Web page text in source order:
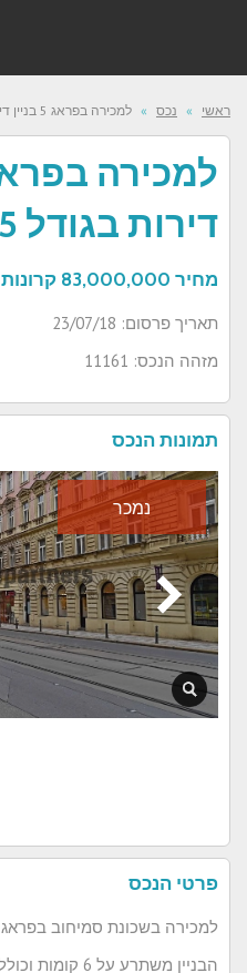
ראשי » נכס » למכירה בפראג 5 בניין דירות בגודל 1105 מ"ר
דירות בגודל 1105 מ"ר
מחיר 83,000,000 קרונות ⇠
תאריך פרסום: 23/07/18
מזהה הנכס: 11161
תמונות הנכס
נמכר
פרטי הנכס
למכירה בשכונת סמיחוב בפראג 5 בניין דירות בגודל 1105 מ"ר
הבניין משתרע על 6 קומות וכולל יחידות דיור ונכסים מסחריים